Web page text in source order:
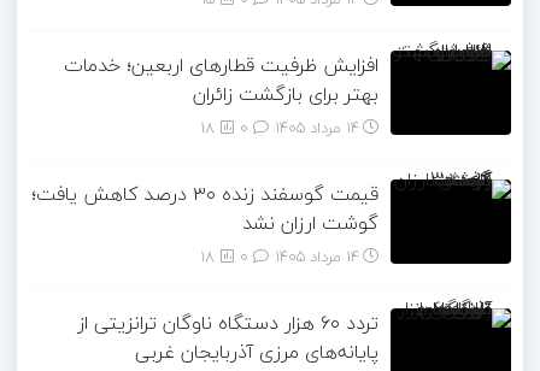
افزایش ظرفیت قطارهای اربعین؛ خدمات
بهتر برای بازگشت زائران
14 مرداد 1405 18
قیمت گوسفند زنده ۳۰ درصد کاهش یافت؛
گوشت ارزان نشد
14 مرداد 1405 18
تردد ۶۰ هزار دستگاه ناوگان ترانزیتی از
پایانه‌های مرزی آذربایجان ‌غربی